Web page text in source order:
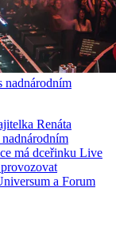
nadnárodním
Renáta
má dceřinku Live
a Forum